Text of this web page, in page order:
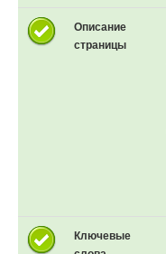
Описание
страницы
Ключевые